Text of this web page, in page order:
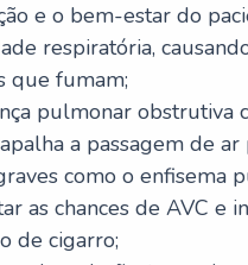
e o bem-estar do
respiratória,
que fumam;
pulmonar obstrutiva
a passagem de
como o enfisema
as chances de AVC e
de cigarro;